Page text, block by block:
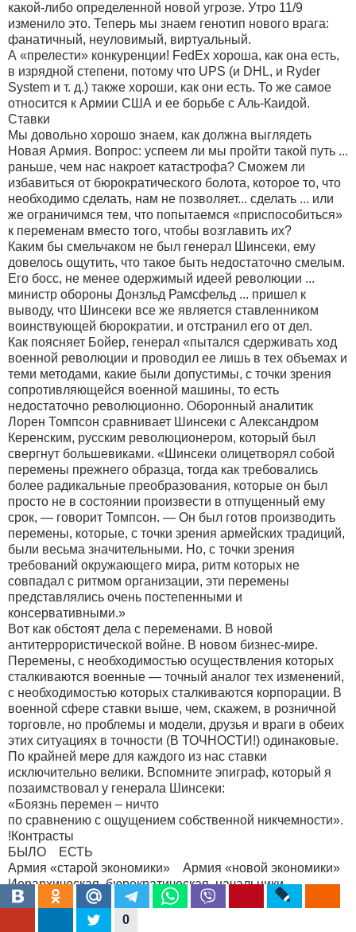
какой-либо определенной новой угрозе. Утро 11/9
изменило это. Теперь мы знаем генотип нового врага:
фанатичный, неуловимый, виртуальный.
А «прелести» конкуренции! FedEx хороша, как она есть,
в изрядной степени, потому что UPS (и DHL, и Ryder
System и т. д.) также хороши, как они есть. То же самое
относится к Армии США и ее борьбе с Аль-Каидой.
Ставки
Мы довольно хорошо знаем, как должна выглядеть
Новая Армия. Вопрос: успеем ли мы пройти такой путь ...
раньше, чем нас накроет катастрофа? Сможем ли
избавиться от бюрократического болота, которое то, что
необходимо сделать, нам не позволяет... сделать ... или
же ограничимся тем, что попытаемся «приспособиться»
к переменам вместо того, чтобы возглавить их?
Каким бы смельчаком не был генерал Шинсеки, ему
довелось ощутить, что такое быть недостаточно смелым.
Его босс, не менее одержимый идеей революции ...
министр обороны Донзльд Рамсфельд ... пришел к
выводу, что Шинсеки все же является ставленником
воинствующей бюрократии, и отстранил его от дел.
Как поясняет Бойер, генерал «пытался сдерживать ход
военной революции и проводил ее лишь в тех объемах и
теми методами, какие были допустимы, с точки зрения
сопротивляющейся военной машины, то есть
недостаточно революционно. Оборонный аналитик
Лорен Томпсон сравнивает Шинсеки с Александром
Керенским, русским революционером, который был
свергнут большевиками. «Шинсеки олицетворял собой
перемены прежнего образца, тогда как требовались
более радикальные преобразования, которые он был
просто не в состоянии произвести в отпущенный ему
срок, — говорит Томпсон. — Он был готов производить
перемены, которые, с точки зрения армейских традиций,
были весьма значительными. Но, с точки зрения
требований окружающего мира, ритм которых не
совпадал с ритмом организации, эти перемены
представлялись очень постепенными и
консервативными.»
Вот как обстоят дела с переменами. В новой
антитеррористической войне. В новом бизнес-мире.
Перемены, с необходимостью осуществления которых
сталкиваются военные — точный аналог тех изменений,
с необходимостью которых сталкиваются корпорации. В
военной сфере ставки выше, чем, скажем, в розничной
торговле, но проблемы и модели, друзья и враги в обеих
этих ситуациях в точности (В ТОЧНОСТИ!) одинаковые.
По крайней мере для каждого из нас ставки
исключительно велики. Вспомните эпиграф, который я
позаимствовал у генерала Шинсеки:
«Боязнь перемен – ничто
по сравнению с ощущением собственной никчемности».
!Контрасты
БЫЛО ЕСТЬ
Армия «старой экономики» Армия «новой экономики»
Иерархическая, бюрократическая, начальники
Плоская, децентрализованная, минимум начальства
Медленно, но надежно Быстро и надежно
0